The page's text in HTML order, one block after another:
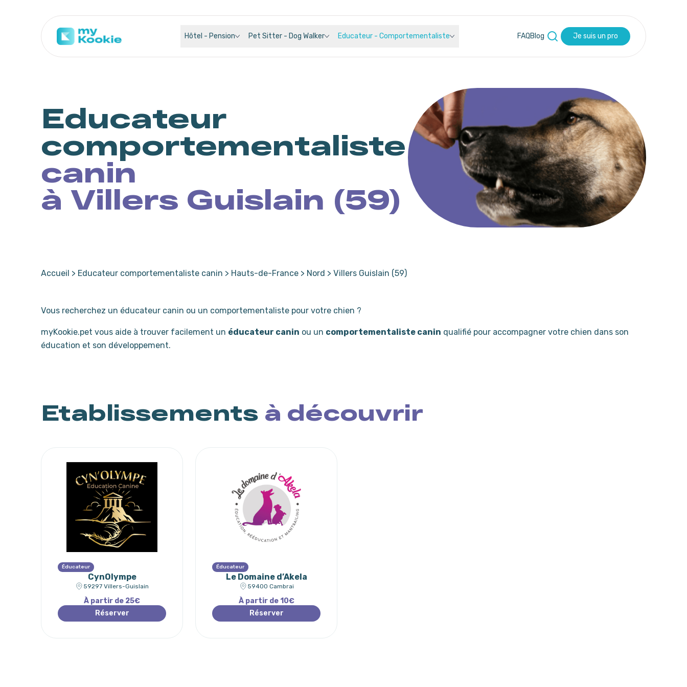
Hôtel - Pension Pet Sitter - Dog Walker Educateur - Comportementaliste FAQBlog Je suis un pro
Educateur
comportementaliste
canin
à Villers Guislain (59)
Accueil > Educateur comportementaliste canin > Hauts-de-France > Nord > Villers Guislain (59)
Vous recherchez un éducateur canin ou un comportementaliste pour votre chien ?
myKookie.pet vous aide à trouver facilement un éducateur canin ou un comportementaliste canin qualifié pour accompagner votre chien dans son
éducation et son développement.
Etablissements à découvrir
Éducateur
CynOlympe
59297 Villers-Guislain
À partir de 25€
Réserver
Éducateur
Le Domaine d’Akela
59400 Cambrai
À partir de 10€
Réserver